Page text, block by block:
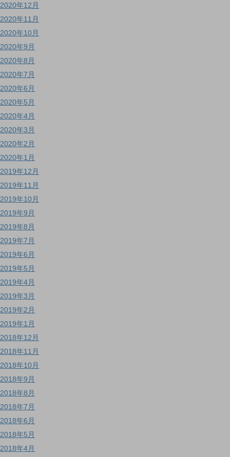
2020年12月
2020年11月
2020年10月
2020年9月
2020年8月
2020年7月
2020年6月
2020年5月
2020年4月
2020年3月
2020年2月
2020年1月
2019年12月
2019年11月
2019年10月
2019年9月
2019年8月
2019年7月
2019年6月
2019年5月
2019年4月
2019年3月
2019年2月
2019年1月
2018年12月
2018年11月
2018年10月
2018年9月
2018年8月
2018年7月
2018年6月
2018年5月
2018年4月